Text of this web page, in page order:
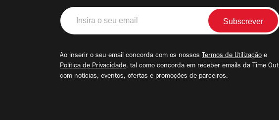
Insira
o
seu
Ao inserir o seu email concorda com os nossos Termos de Utilização e
Política de Privacidade, tal como concorda em receber emails da Time Out
com notícias, eventos, ofertas e promoções de parceiros.